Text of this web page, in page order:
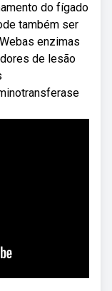
do fígado
também ser
enzimas
de lesão